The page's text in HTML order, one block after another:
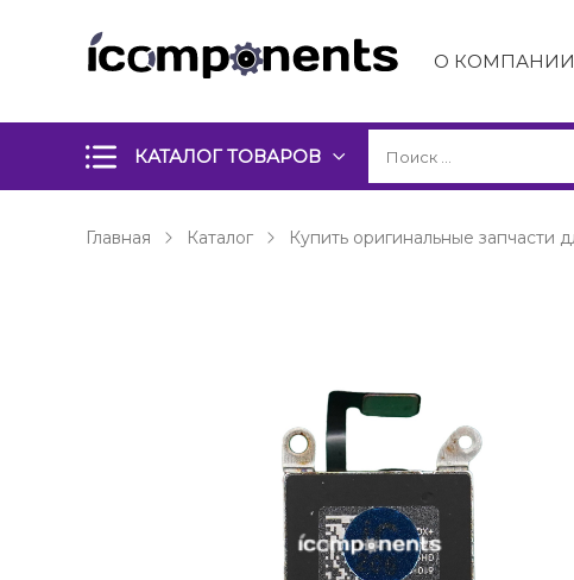
О КОМПАНИИ
КАТАЛОГ ТОВАРОВ
Главная Каталог Купить оригинальные запчасти